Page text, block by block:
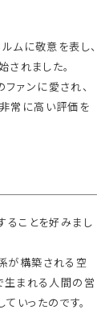
ムに敬意を表し、
されました。
ァンに愛され、
常に高い評価を
ることを好みまし
が構築される空
生まれる人間の営
いったのです。